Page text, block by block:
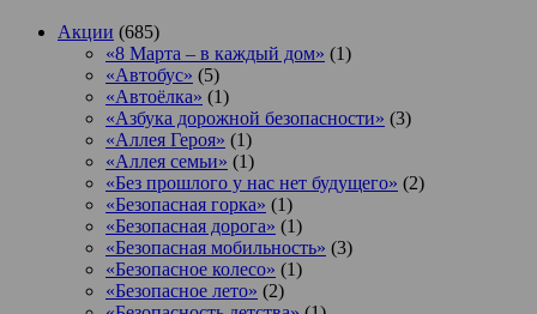
Акции (685)
«8 Марта – в каждый дом» (1)
«Автобус» (5)
«Автоёлка» (1)
«Азбука дорожной безопасности» (3)
«Аллея Героя» (1)
«Аллея семьи» (1)
«Без прошлого у нас нет будущего» (2)
«Безопасная горка» (1)
«Безопасная дорога» (1)
«Безопасная мобильность» (3)
«Безопасное колесо» (1)
«Безопасное лето» (2)